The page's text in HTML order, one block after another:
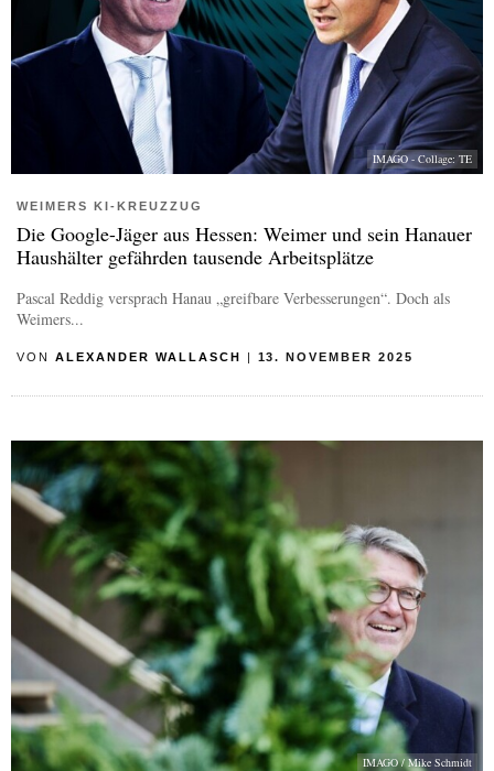
IMAGO - Collage: TE
WEIMERS KI-KREUZZUG
Die Google-Jäger aus Hessen: Weimer und sein Hanauer
Haushälter gefährden tausende Arbeitsplätze
Pascal Reddig versprach Hanau „greifbare Verbesserungen“. Doch als
Weimers...
VON ALEXANDER WALLASCH 13. NOVEMBER 2025
IMAGO / Mike Schmidt